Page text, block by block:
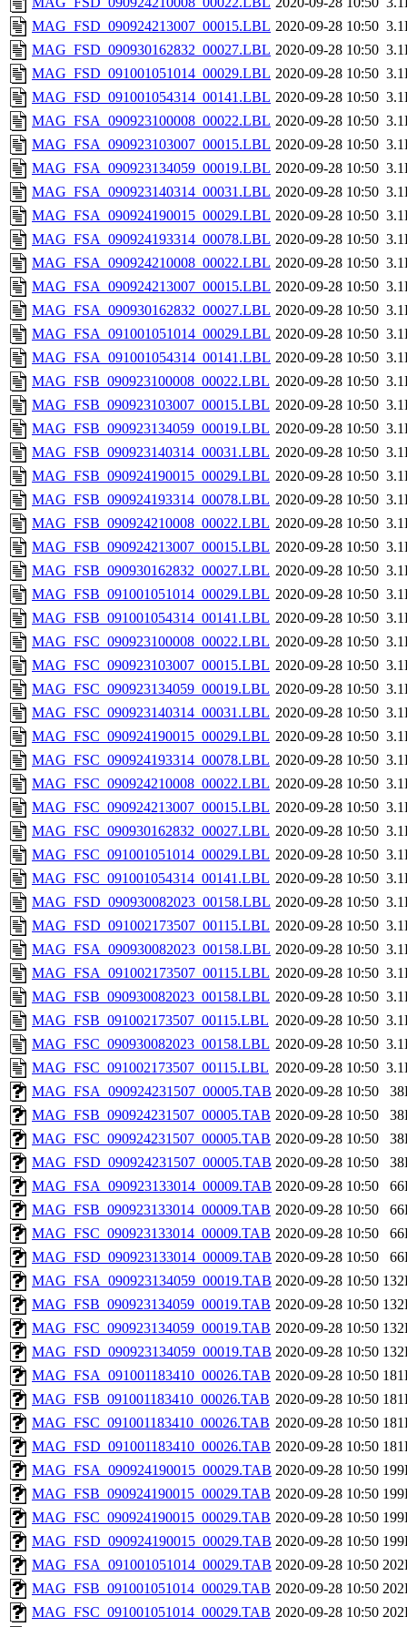
MAG_FSD_090924213007_00015.LBL 2020-09-28 10:50
MAG_FSD_090930162832_00027.LBL 2020-09-28 10:50
MAG_FSD_091001051014_00029.LBL 2020-09-28 10:50
MAG_FSD_091001054314_00141.LBL 2020-09-28 10:50
MAG_FSA_090923100008_00022.LBL 2020-09-28 10:50
MAG_FSA_090923103007_00015.LBL 2020-09-28 10:50
MAG_FSA_090923134059_00019.LBL 2020-09-28 10:50
MAG_FSA_090923140314_00031.LBL 2020-09-28 10:50
MAG_FSA_090924190015_00029.LBL 2020-09-28 10:50
MAG_FSA_090924193314_00078.LBL 2020-09-28 10:50
MAG_FSA_090924210008_00022.LBL 2020-09-28 10:50
MAG_FSA_090924213007_00015.LBL 2020-09-28 10:50
MAG_FSA_090930162832_00027.LBL 2020-09-28 10:50
MAG_FSA_091001051014_00029.LBL 2020-09-28 10:50
MAG_FSA_091001054314_00141.LBL 2020-09-28 10:50
MAG_FSB_090923100008_00022.LBL 2020-09-28 10:50
MAG_FSB_090923103007_00015.LBL 2020-09-28 10:50
MAG_FSB_090923134059_00019.LBL 2020-09-28 10:50
MAG_FSB_090923140314_00031.LBL 2020-09-28 10:50
MAG_FSB_090924190015_00029.LBL 2020-09-28 10:50
MAG_FSB_090924193314_00078.LBL 2020-09-28 10:50
MAG_FSB_090924210008_00022.LBL 2020-09-28 10:50
MAG_FSB_090924213007_00015.LBL 2020-09-28 10:50
MAG_FSB_090930162832_00027.LBL 2020-09-28 10:50
MAG_FSB_091001051014_00029.LBL 2020-09-28 10:50
MAG_FSB_091001054314_00141.LBL 2020-09-28 10:50
MAG_FSC_090923100008_00022.LBL 2020-09-28 10:50
MAG_FSC_090923103007_00015.LBL 2020-09-28 10:50
MAG_FSC_090923134059_00019.LBL 2020-09-28 10:50
MAG_FSC_090923140314_00031.LBL 2020-09-28 10:50
MAG_FSC_090924190015_00029.LBL 2020-09-28 10:50
MAG_FSC_090924193314_00078.LBL 2020-09-28 10:50
MAG_FSC_090924210008_00022.LBL 2020-09-28 10:50
MAG_FSC_090924213007_00015.LBL 2020-09-28 10:50
MAG_FSC_090930162832_00027.LBL 2020-09-28 10:50
MAG_FSC_091001051014_00029.LBL 2020-09-28 10:50
MAG_FSC_091001054314_00141.LBL 2020-09-28 10:50
MAG_FSD_090930082023_00158.LBL 2020-09-28 10:50
MAG_FSD_091002173507_00115.LBL 2020-09-28 10:50
MAG_FSA_090930082023_00158.LBL 2020-09-28 10:50
MAG_FSA_091002173507_00115.LBL 2020-09-28 10:50
MAG_FSB_090930082023_00158.LBL 2020-09-28 10:50
MAG_FSB_091002173507_00115.LBL 2020-09-28 10:50
MAG_FSC_090930082023_00158.LBL 2020-09-28 10:50
MAG_FSC_091002173507_00115.LBL 2020-09-28 10:50
MAG_FSA_090924231507_00005.TAB 2020-09-28 10:50
MAG_FSB_090924231507_00005.TAB 2020-09-28 10:50
MAG_FSC_090924231507_00005.TAB 2020-09-28 10:50
MAG_FSD_090924231507_00005.TAB 2020-09-28 10:50
MAG_FSA_090923133014_00009.TAB 2020-09-28 10:50
MAG_FSB_090923133014_00009.TAB 2020-09-28 10:50
MAG_FSC_090923133014_00009.TAB 2020-09-28 10:50
MAG_FSD_090923133014_00009.TAB 2020-09-28 10:50
MAG_FSA_090923134059_00019.TAB 2020-09-28 10:50
MAG_FSB_090923134059_00019.TAB 2020-09-28 10:50
MAG_FSC_090923134059_00019.TAB 2020-09-28 10:50
MAG_FSD_090923134059_00019.TAB 2020-09-28 10:50
MAG_FSA_091001183410_00026.TAB 2020-09-28 10:50
MAG_FSB_091001183410_00026.TAB 2020-09-28 10:50
MAG_FSC_091001183410_00026.TAB 2020-09-28 10:50
MAG_FSD_091001183410_00026.TAB 2020-09-28 10:50
MAG_FSA_090924190015_00029.TAB 2020-09-28 10:50
MAG_FSB_090924190015_00029.TAB 2020-09-28 10:50
MAG_FSC_090924190015_00029.TAB 2020-09-28 10:50
MAG_FSD_090924190015_00029.TAB 2020-09-28 10:50
MAG_FSA_091001051014_00029.TAB 2020-09-28 10:50
MAG_FSB_091001051014_00029.TAB 2020-09-28 10:50
MAG_FSC_091001051014_00029.TAB 2020-09-28 10:50